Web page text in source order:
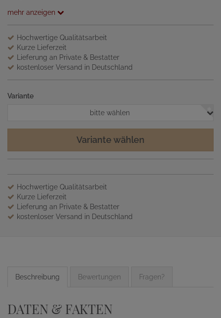
mehr anzeigen
Hochwertige Qualitätsarbeit
Kurze Lieferzeit
Lieferung an Private & Bestatter
kostenloser Versand in Deutschland
Variante
bitte wählen
Variante wählen
Hochwertige Qualitätsarbeit
Kurze Lieferzeit
Lieferung an Private & Bestatter
kostenloser Versand in Deutschland
Beschreibung Bewertungen Fragen?
DATEN & FAKTEN